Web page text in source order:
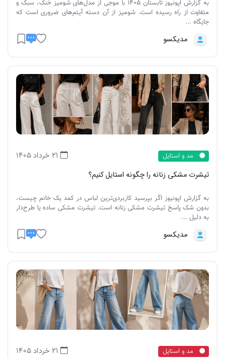
به گزارش اپونیوز تابستان 1405 با موجی از مدل‌های شومیز خنک، سبک و
متفاوت از راه رسیده است. شومیز از آن دسته آیتم‌های ضروری است که
جایگاه ...
مدیکسو
مد و استایل
تیشرت مشکی زنانه را چگونه استایل کنیم؟
به گزارش اپونیوز اگر بپرسید کاربردی‌ترین لباس در کمد یک خانم چیست،
بدون شک پاسخ تیشرت مشکی زنانه است. تیشرت مشکی ساده یا طرح‌دار
به دلیل ...
مدیکسو
مد و استایل